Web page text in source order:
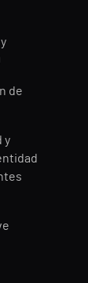
de
y